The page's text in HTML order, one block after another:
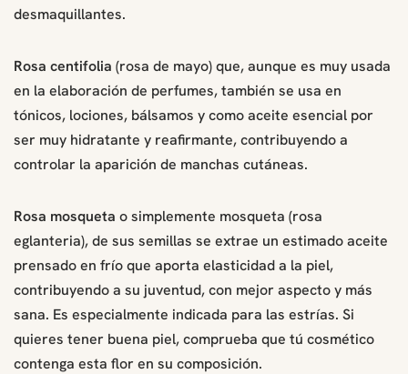
desmaquillantes.
Rosa centifolia (rosa de mayo) que, aunque es muy usada
en la elaboración de perfumes, también se usa en
tónicos, lociones, bálsamos y como aceite esencial por
ser muy hidratante y reafirmante, contribuyendo a
controlar la aparición de manchas cutáneas.
Rosa mosqueta o simplemente mosqueta (rosa
eglanteria), de sus semillas se extrae un estimado aceite
prensado en frío que aporta elasticidad a la piel,
contribuyendo a su juventud, con mejor aspecto y más
sana. Es especialmente indicada para las estrías. Si
quieres tener buena piel, comprueba que tú cosmético
contenga esta flor en su composición.